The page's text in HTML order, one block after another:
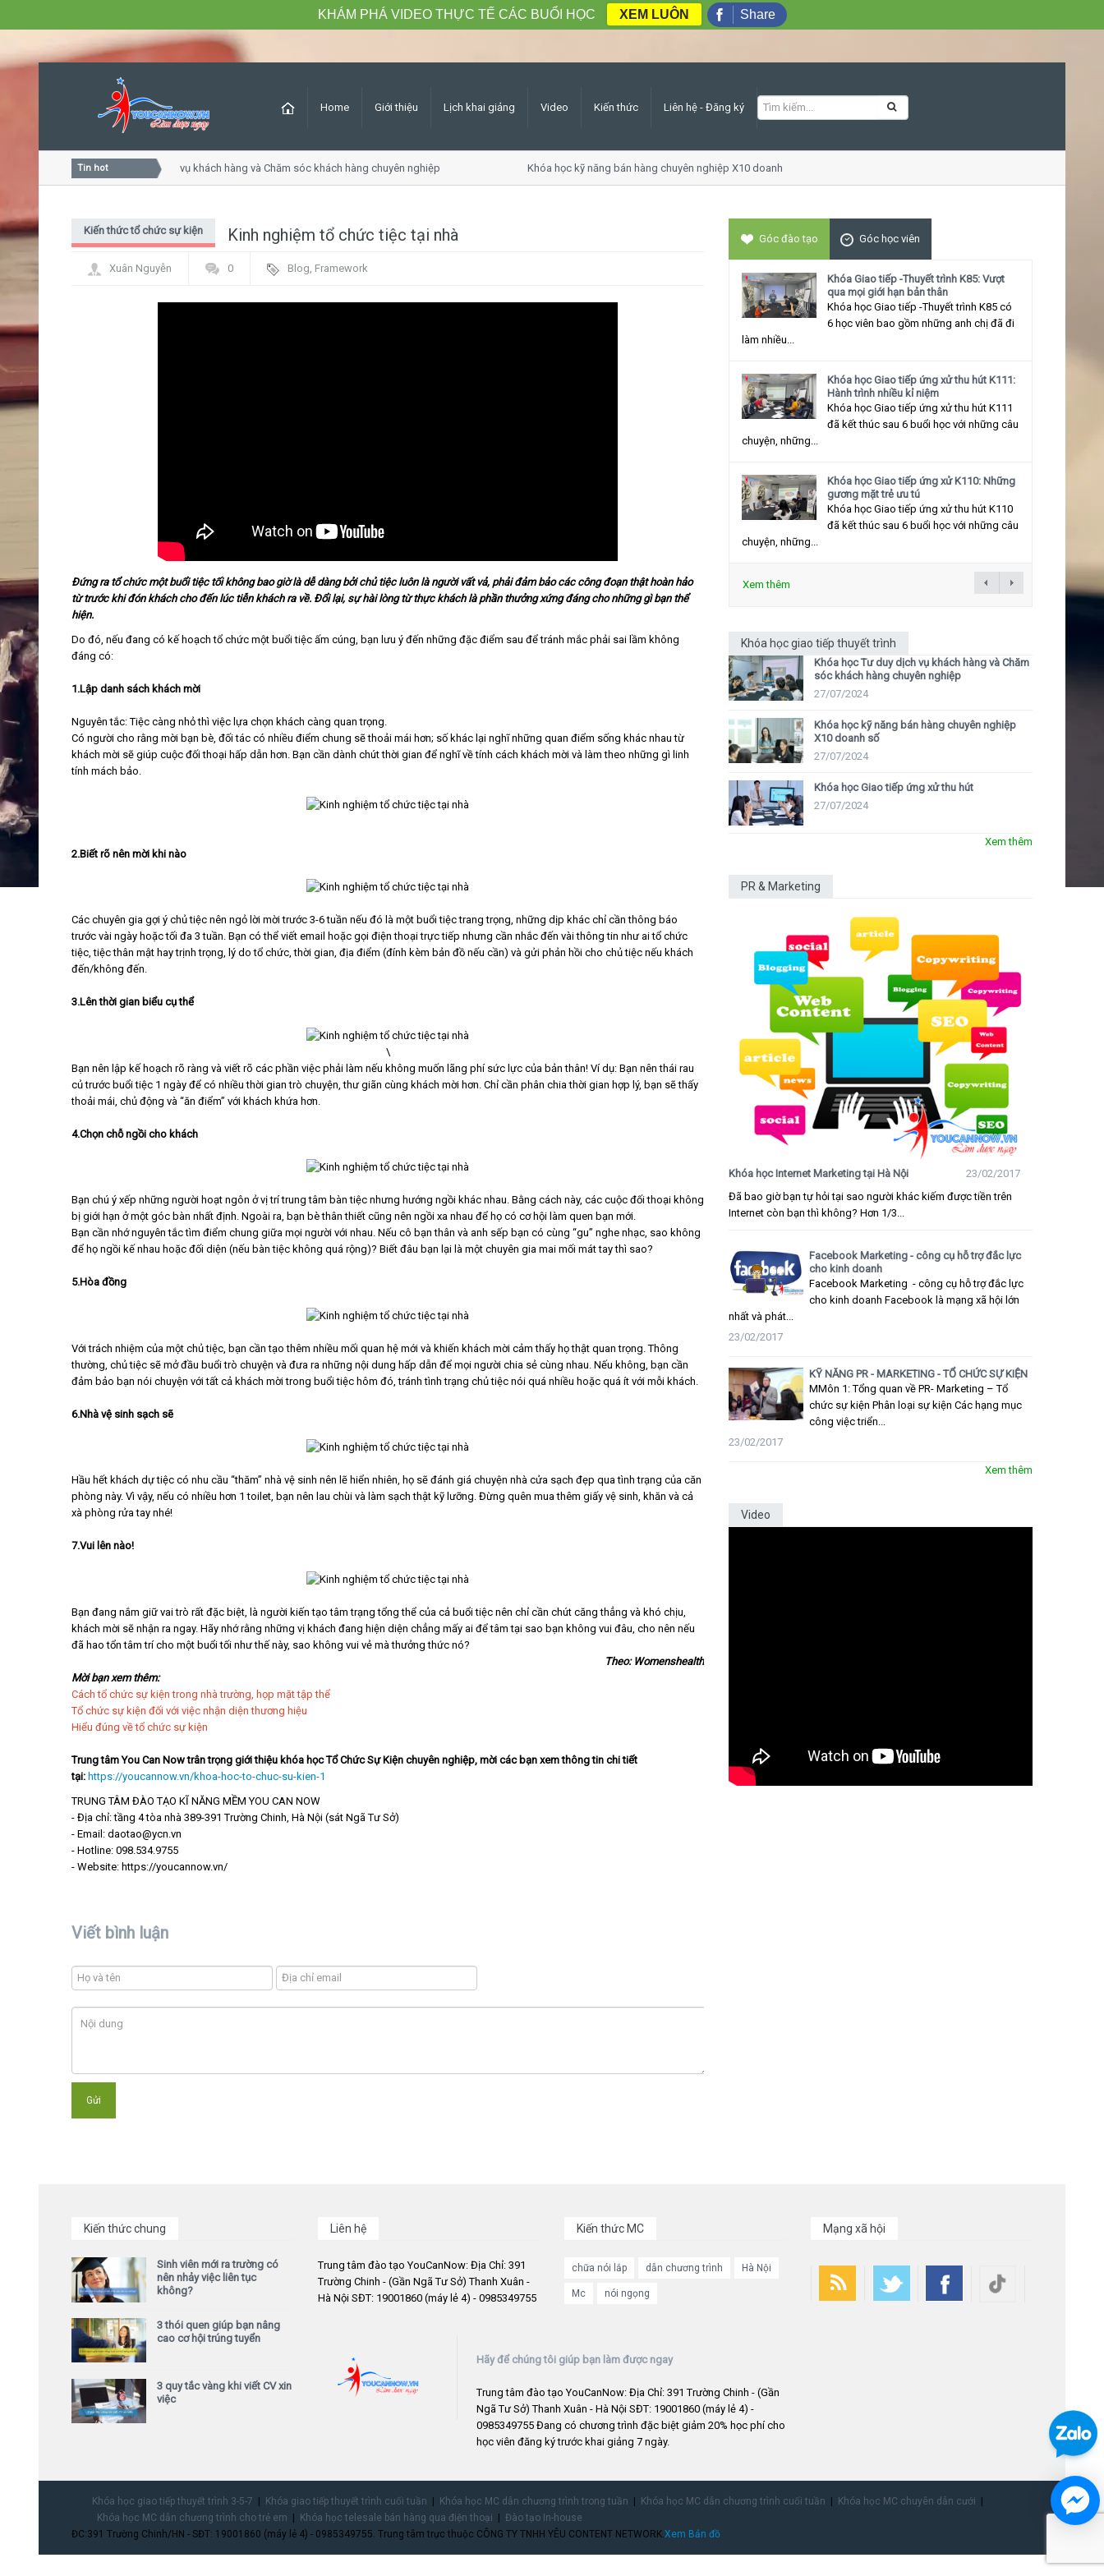
Home Giới thiệu Lịch khai giảng Video Kiến thức Liên hệ - Đăng ký
Tin hot
Khóa học Tư duy dịch vụ khách hàng và Chăm sóc khách hàng chuyên nghiệp Khóa học kỹ năng bán hàng chuyên nghiệp X10 doanh số
Kinh nghiệm tổ chức tiệc tại nhà
Kiến thức tổ chức sự kiện
Xuân Nguyễn 0 Blog, Framework
Đứng ra tổ chức một buổi tiệc tối không bao giờ là dễ dàng bởi chủ tiệc luôn là người vất vả, phải đảm bảo các công đoạn thật hoàn hảo
từ trước khi đón khách cho đến lúc tiễn khách ra về. Đổi lại, sự hài lòng từ thực khách là phần thưởng xứng đáng cho những gì bạn thể
hiện.
Do đó, nếu đang có kế hoạch tổ chức một buổi tiệc ấm cúng, bạn lưu ý đến những đặc điểm sau để tránh mắc phải sai lầm không
đáng có:
1.Lập danh sách khách mời
Nguyên tắc: Tiệc càng nhỏ thì việc lựa chọn khách càng quan trọng.
Có người cho rằng mời bạn bè, đối tác có nhiều điểm chung sẽ thoải mái hơn; số khác lại nghĩ những quan điểm sống khác nhau từ
khách mời sẽ giúp cuộc đối thoại hấp dẫn hơn. Bạn cần dành chút thời gian để nghĩ về tính cách khách mời và làm theo những gì linh
tính mách bảo.
2.Biết rõ nên mời khi nào
Các chuyên gia gợi ý chủ tiệc nên ngỏ lời mời trước 3-6 tuần nếu đó là một buổi tiệc trang trọng, những dịp khác chỉ cần thông báo
trước vài ngày hoặc tối đa 3 tuần. Bạn có thể viết email hoặc gọi điện thoại trực tiếp nhưng cần nhắc đến vài thông tin như ai tổ chức
tiệc, tiệc thân mật hay trịnh trọng, lý do tổ chức, thời gian, địa điểm (đính kèm bản đồ nếu cần) và gửi phản hồi cho chủ tiệc nếu khách
đến/không đến.
3.Lên thời gian biểu cụ thể
\
Bạn nên lập kế hoạch rõ ràng và viết rõ các phần việc phải làm nếu không muốn lãng phí sức lực của bản thân! Ví dụ: Bạn nên thái rau
củ trước buổi tiệc 1 ngày để có nhiều thời gian trò chuyện, thư giãn cùng khách mời hơn. Chỉ cần phân chia thời gian hợp lý, bạn sẽ thấy
thoải mái, chủ động và “ăn điểm” với khách khứa hơn.
4.Chọn chỗ ngồi cho khách
Bạn chú ý xếp những người hoạt ngôn ở vị trí trung tâm bàn tiệc nhưng hướng ngồi khác nhau. Bằng cách này, các cuộc đối thoại không
bị giới hạn ở một góc bàn nhất định. Ngoài ra, bạn bè thân thiết cũng nên ngồi xa nhau để họ có cơ hội làm quen bạn mới.
Bạn cần nhớ nguyên tắc tìm điểm chung giữa mọi người với nhau. Nếu cô bạn thân và anh sếp bạn có cùng “gu” nghe nhạc, sao không
để họ ngồi kế nhau hoặc đối diện (nếu bàn tiệc không quá rộng)? Biết đâu bạn lại là một chuyên gia mai mối mát tay thì sao?
5.Hòa đồng
Với trách nhiệm của một chủ tiệc, bạn cần tạo thêm nhiều mối quan hệ mới và khiến khách mời cảm thấy họ thật quan trọng. Thông
thường, chủ tiệc sẽ mở đầu buổi trò chuyện và đưa ra những nội dung hấp dẫn để mọi người chia sẻ cùng nhau. Nếu không, bạn cần
đảm bảo bạn nói chuyện với tất cả khách mời trong buổi tiệc hôm đó, tránh tình trạng chủ tiệc nói quá nhiều hoặc quá ít với mỗi khách.
6.Nhà vệ sinh sạch sẽ
Hầu hết khách dự tiệc có nhu cầu “thăm” nhà vệ sinh nên lẽ hiển nhiên, họ sẽ đánh giá chuyện nhà cửa sạch đẹp qua tình trạng của căn
phòng này. Vì vậy, nếu có nhiều hơn 1 toilet, bạn nên lau chùi và làm sạch thật kỹ lưỡng. Đừng quên mua thêm giấy vệ sinh, khăn và cả
xà phòng rửa tay nhé!
7.Vui lên nào!
Bạn đang nắm giữ vai trò rất đặc biệt, là người kiến tạo tâm trạng tổng thể của cả buổi tiệc nên chỉ cần chút căng thẳng và khó chịu,
khách mời sẽ nhận ra ngay. Hãy nhớ rằng những vị khách đang hiện diện chẳng mấy ai để tâm tại sao bạn không vui đâu, cho nên nếu
đã hao tổn tâm trí cho một buổi tối như thế này, sao không vui vẻ mà thưởng thức nó?
Theo: Womenshealth
Mời bạn xem thêm:
Cách tổ chức sự kiện trong nhà trường, họp mặt tập thể
Tổ chức sự kiện đối với việc nhận diện thương hiệu
Hiểu đúng về tổ chức sự kiện
Trung tâm You Can Now trân trọng giới thiệu khóa học Tổ Chức Sự Kiện chuyên nghiệp, mời các bạn xem thông tin chi tiết
tại: https://youcannow.vn/khoa-hoc-to-chuc-su-kien-1
TRUNG TÂM ĐÀO TẠO KĨ NĂNG MỀM YOU CAN NOW
- Địa chỉ: tầng 4 tòa nhà 389-391 Trường Chinh, Hà Nội (sát Ngã Tư Sở)
- Email: daotao@ycn.vn
- Hotline: 098.534.9755
- Website: https://youcannow.vn/
Viết bình luận
Góc đào tạo Góc học viên
Khóa Giao tiếp -Thuyết trình K85: Vượt
qua mọi giới hạn bản thân
Khóa học Giao tiếp -Thuyết trình K85 có
6 học viên bao gồm những anh chị đã đi
làm nhiều...
Khóa học Giao tiếp ứng xử thu hút K111:
Hành trình nhiều kỉ niệm
Khóa học Giao tiếp ứng xử thu hút K111
đã kết thúc sau 6 buổi học với những câu
chuyện, những...
Khóa học Giao tiếp ứng xử K110: Những
gương mặt trẻ ưu tú
Khóa học Giao tiếp ứng xử thu hút K110
đã kết thúc sau 6 buổi học với những câu
chuyện, những...
Xem thêm
Khóa học giao tiếp thuyết trình
Khóa học Tư duy dịch vụ khách hàng và Chăm
sóc khách hàng chuyên nghiệp
27/07/2024
Khóa học kỹ năng bán hàng chuyên nghiệp
X10 doanh số
27/07/2024
Khóa học Giao tiếp ứng xử thu hút
27/07/2024
Xem thêm
PR & Marketing
Khóa học Internet Marketing tại Hà Nội
23/02/2017
Đã bao giờ bạn tự hỏi tại sao người khác kiếm được tiền trên
Internet còn bạn thì không? Hơn 1/3...
Facebook Marketing - công cụ hỗ trợ đắc lực
cho kinh doanh
Facebook Marketing - công cụ hỗ trợ đắc lực
cho kinh doanh Facebook là mạng xã hội lớn
nhất và phát...
23/02/2017
KỸ NĂNG PR - MARKETING - TỔ CHỨC SỰ KIỆN
MMôn 1: Tổng quan về PR- Marketing – Tổ
chức sự kiện Phân loại sự kiện Các hạng mục
công việc triển...
23/02/2017
Xem thêm
Video
Kiến thức chung
Sinh viên mới ra trường có
nên nhảy việc liên tục
không?
3 thói quen giúp bạn nâng
cao cơ hội trúng tuyển
3 quy tắc vàng khi viết CV xin
việc
Liên hệ
Trung tâm đào tạo YouCanNow: Địa Chỉ: 391
Trường Chinh - (Gần Ngã Tư Sở) Thanh Xuân -
Hà Nội SĐT: 19001860 (máy lẻ 4) - 0985349755
Kiến thức MC
chữa nói lắp dẫn chương trình Hà Nội
Mc nói ngọng
Mạng xã hội
Hãy để chúng tôi giúp bạn làm được ngay
Trung tâm đào tạo YouCanNow: Địa Chỉ: 391 Trường Chinh - (Gần
Ngã Tư Sở) Thanh Xuân - Hà Nội SĐT: 19001860 (máy lẻ 4) -
0985349755 Đang có chương trình đặc biệt giảm 20% học phí cho
học viên đăng ký trước khai giảng 7 ngày.
Khóa học giao tiếp thuyết trình 3-5-7 Khóa giao tiếp thuyết trình cuối tuần Khóa học MC dẫn chương trình trong tuần Khóa học MC dẫn chương trình cuối tuần
Khóa học MC chuyên dẫn cưới
Khóa học MC dẫn chương trình cho trẻ em
Khóa học telesale bán hàng qua điện thoại
Đào tạo In-house
ĐC:391 Trường Chinh/HN - SĐT: 19001860 (máy lẻ 4) - 0985349755. Trung tâm trực thuộc CÔNG TY TNHH YÊU CONTENT NETWORK. Xem Bản đồ
KHÁM PHÁ VIDEO THỰC TẾ CÁC BUỔI HỌC XEM LUÔN Share